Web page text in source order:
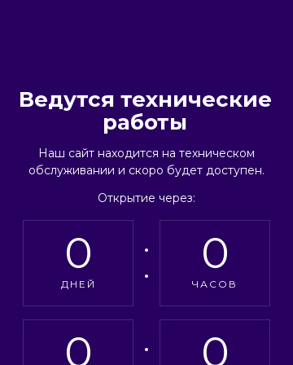
Ведутся технические
работы
Наш сайт находится на техническом
обслуживании и скоро будет доступен.
Открытие через:
0
ДНЕЙ
0
ЧАСОВ
0 0